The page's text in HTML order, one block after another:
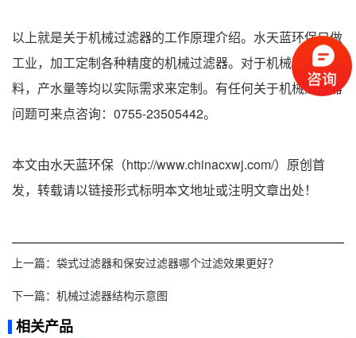
以上就是关于机械过滤器的工作原理介绍。水天蓝环保只做
工业，加工定制各种精度的机械过滤器。对于机械过滤器滤
料，产水量等均以实际需求来定制。有任何关于机械过滤器
问题可来点咨询：0755-23505442。
本文由水天蓝环保（http://www.chinacxwj.com/）原创首
发，转载请以链接形式标明本文地址或注明文章出处！
上一篇： 袋式过滤器和保安过滤器哪个过滤效果更好？
下一篇： 机械过滤器结构示意图
相关产品